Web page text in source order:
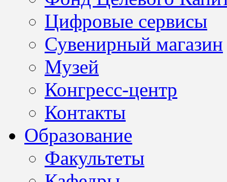
Цифровые сервисы
Сувенирный магазин
Музей
Конгресс-центр
Контакты
Образование
Факультеты